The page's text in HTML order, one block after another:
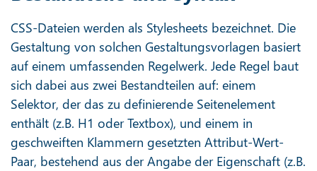
CSS-Dateien werden als Stylesheets bezeichnet. Die
Gestaltung von solchen Gestaltungsvorlagen basiert
auf einem umfassenden Regelwerk. Jede Regel baut
sich dabei aus zwei Bestandteilen auf: einem
Selektor, der das zu definierende Seitenelement
enthält (z.B. H1 oder Textbox), und einem in
geschweiften Klammern gesetzten Attribut-Wert-
Paar, bestehend aus der Angabe der Eigenschaft (z.B.